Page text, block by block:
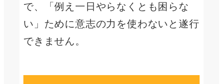
で、「例え一日やらなくとも困らな
い」ために意志の力を使わないと遂行
できません。